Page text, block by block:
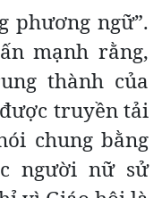
phương ngữ”.
mạnh rằng,
thành của
truyền tải
chung bằng
người nữ sử